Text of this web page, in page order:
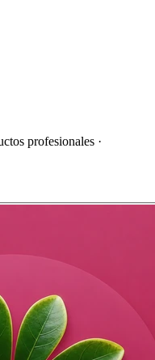
profesionales ·